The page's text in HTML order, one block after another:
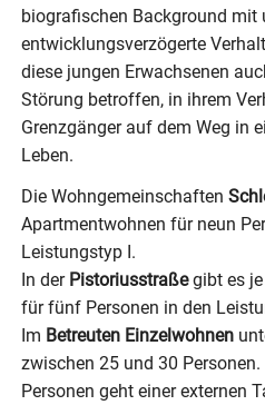
biografischen Background mit
entwicklungsverzögerte
diese jungen Erwachsenen
Störung betroffen, in ihrem
Grenzgänger auf dem Weg in
Leben.
Die Wohngemeinschaften
Apartmentwohnen für neun
Leistungstyp I.
In der Pistoriusstraßegibt es
für fünf Personen in den
Im Betreuten Einzelwohnen
zwischen 25 und 30
Personen geht einer externen